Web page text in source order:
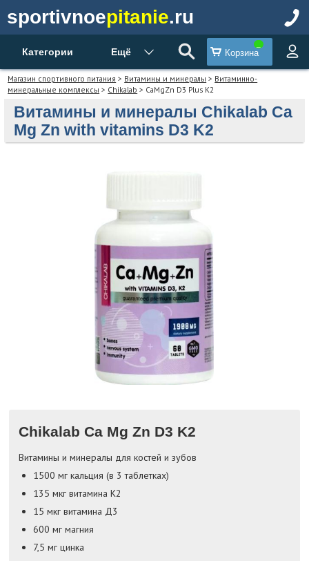
sportivnoepitanie.ru
Категории Ещё Корзина
Магазин спортивного питания > Витамины и минералы > Витаминно-
минеральные комплексы > Chikalab > CaMgZn D3 Plus K2
Витамины и минералы Chikalab Ca
Mg Zn with vitamins D3 K2
Chikalab Ca Mg Zn D3 K2
Витамины и минералы для костей и зубов
1500 мг кальция (в 3 таблетках)
135 мкг витамина К2
15 мкг витамина Д3
600 мг магния
7,5 мг цинка